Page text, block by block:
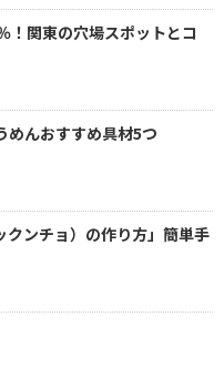
！関東の穴場スポットとコ
めんおすすめ具材5つ
クンチョ）の作り方」簡単手